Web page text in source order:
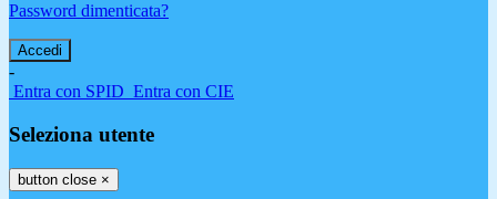
Password dimenticata?
-
Entra con SPID Entra con CIE
Seleziona utente
button close ×